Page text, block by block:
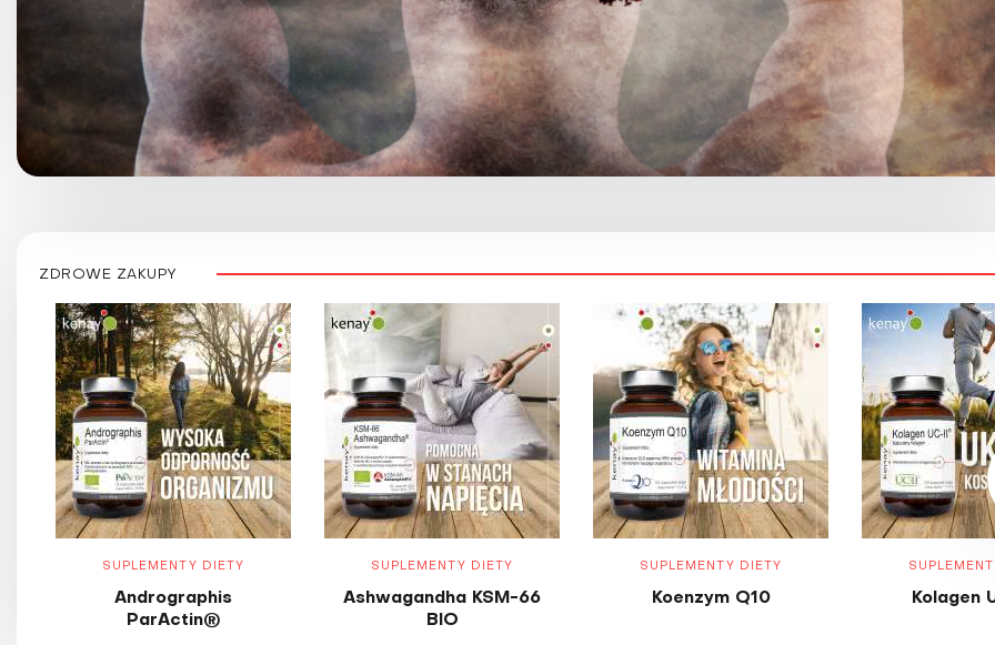
ZDROWE ZAKUPY
SUPLEMENTY DIETY
Andrographis
ParActin®
SUPLEMENTY DIETY
Ashwagandha KSM-66
BIO
SUPLEMENTY DIETY
Koenzym Q10 Kolagen